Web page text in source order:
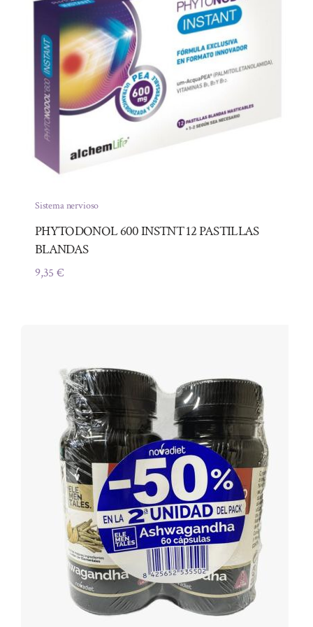
Sistema nervioso
PHYTODONOL 600 INSTNT 12 PASTILLAS
BLANDAS
9,35€